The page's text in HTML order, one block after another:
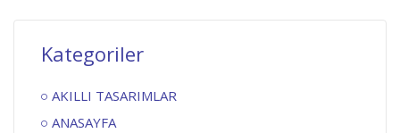
Kategoriler
AKILLI TASARIMLAR
ANASAYFA